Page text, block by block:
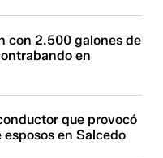
con 2.500 galones de
en
que provocó
en Salcedo